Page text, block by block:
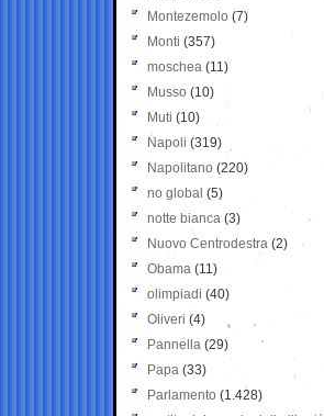
Montezemolo (7)
Monti (357)
moschea (11)
Musso (10)
Muti (10)
Napoli (319)
Napolitano (220)
no global (5)
notte bianca (3)
Nuovo Centrodestra (2)
Obama (11)
olimpiadi (40)
Oliveri (4)
Pannella (29)
Papa (33)
Parlamento (1.428)